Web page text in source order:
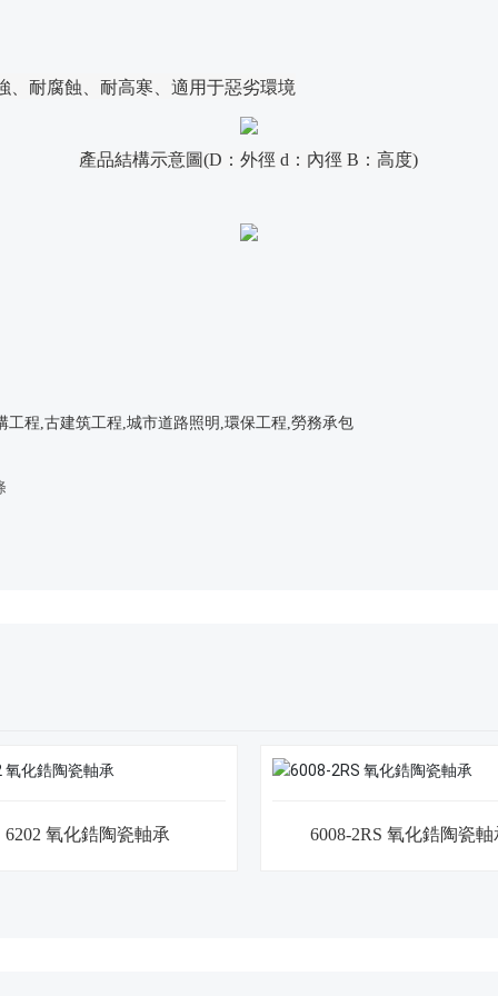
、耐腐蝕、耐高寒、適用于惡劣環境
產品結構示意圖(D：外徑 d：內徑 B：高度)
程,古建筑工程,城市道路照明,環保工程,勞務承包
6202 氧化鋯陶瓷軸承 6008-2RS 氧化鋯陶瓷軸